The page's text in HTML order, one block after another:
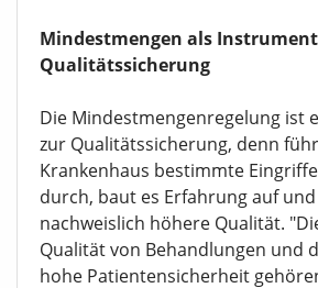
Mindestmengen als
Qualitätssicherung
Die Mindestmengenregelung ist
zur Qualitätssicherung, denn
Krankenhaus bestimmte
durch, baut es Erfahrung auf
nachweislich höhere Qualität.
Qualität von Behandlungen und
hohe Patientensicherheit